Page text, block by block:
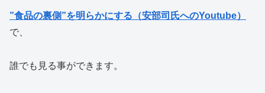
”食品の裏側”を明らかにする（安部司氏へのYoutube）
で、
誰でも見る事ができます。